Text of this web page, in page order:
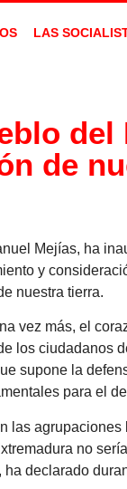
LAS
de
Mejías, ha
y
nuestra tierra.
vez más, el
los ciudadanos
supone la
para el
las
no
declarado